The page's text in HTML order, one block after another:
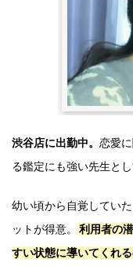
渋谷店に出勤中。 恋愛
る鑑定にも強い先生と
幼い頃から自覚してい
ットが得意。
利用者の
すい状態に導いてくれ